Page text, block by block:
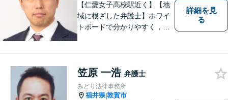
【仁愛女子高校駅近く】【地
域に根ざした弁護士】ホワイ
トボードで分かりやすく，納
幅広く対応可能。【明確な料
金体系】法律トラブルでお悩
むの方は、お気軽にご相談く
詳細を見
る
笠原 一浩 弁護士
みどり法律事務所
福井県|敦賀市